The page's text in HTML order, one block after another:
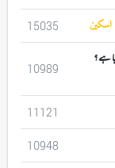
اسکین 15035
ہے ؟
10989
11121
10948